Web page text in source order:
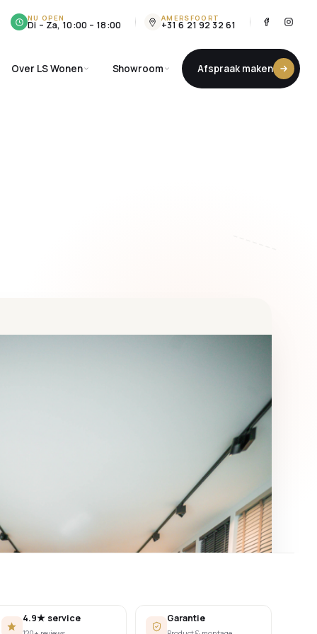
NU OPEN
Di – Za, 10:00 – 18:00
AMERSFOORT
+31 6 21 92 32 61
Over LS Wonen Showroom Afspraak maken
4.9★ service Garantie